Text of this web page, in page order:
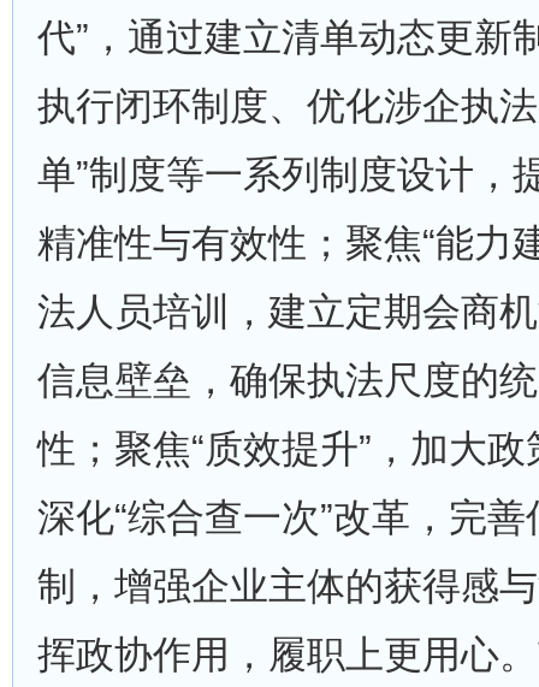
代”，通过建立清单动态更新
执行闭环制度、优化涉企执
单”制度等一系列制度设计，
精准性与有效性；聚焦“能力
法人员培训，建立定期会商
信息壁垒，确保执法尺度的
性；聚焦“质效提升”，加大
深化“综合查一次”改革，完
制，增强企业主体的获得感
挥政协作用，履职上更用心